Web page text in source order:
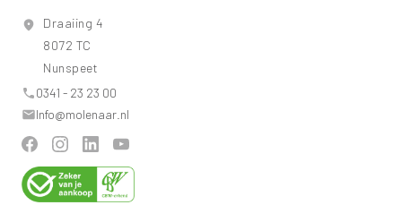
Draaiing 4
8072 TC
Nunspeet
0341 - 23 23 00
Info@molenaar.nl